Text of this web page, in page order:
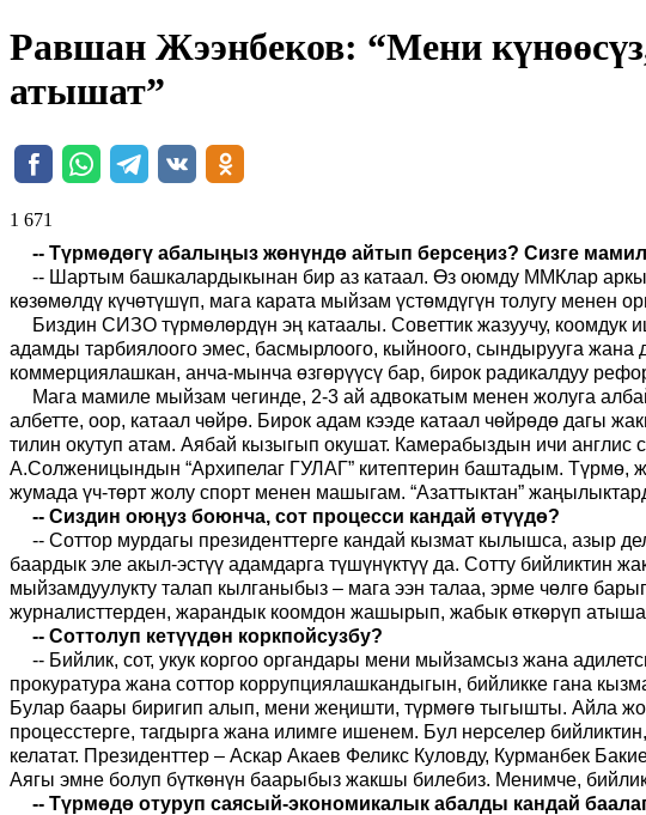
Равшан Жээнбеков: “Мени
атышат”
1 671 ᠌ ᠌ ᠌ ᠌᠌ ᠌ ᠌᠌
-- Түрмөдөгү абалыңыз жөнүндө айтып берсеңиз? Сизге
-- Шартым башкалардыкынан бир аз катаал. Өз оюмду ММКлар
көзөмөлдү күчөтүшүп, мага карата мыйзам үстөмдүгүн толугу
Биздин СИЗО түрмөлөрдүн эң катаалы. Советтик жазуучу,
адамды тарбиялоого эмес, басмырлоого, кыйноого, сындырууга
коммерциялашкан, анча-мынча өзгөрүүсү бар, бирок радикалдуу
Мага мамиле мыйзам чегинде, 2-3 ай адвокатым менен жолуга
албетте, оор, катаал чөйрө. Бирок адам кээде катаал чөйрөдө дагы
тилин окутуп атам. Аябай кызыгып окушат. Камерабыздын ичи англис
А.Солженицындын “Архипелаг ГУЛАГ” китептерин баштадым. Түрмө,
жумада үч-төрт жолу спорт менен машыгам. “Азаттыктан”
-- Сиздин оюңуз боюнча, сот процесси кандай өтүүдө?
-- Соттор мурдагы президенттерге кандай кызмат кылышса, азыр
баардык эле акыл-эстүү адамдарга түшүнүктүү да. Сотту бийликтин
мыйзамдуулукту талап кылганыбыз – мага ээн талаа, эрме чөлгө
журналисттерден, жарандык коомдон жашырып, жабык өткөрүп
-- Соттолуп кетүүдөн коркпойсузбу?
-- Бийлик, сот, укук коргоо органдары мени мыйзамсыз жана
прокуратура жана соттор коррупциялашкандыгын, бийликке гана
Булар баары биригип алып, мени жеңишти, түрмөгө тыгышты. Айла
процесстерге, тагдырга жана илимге ишенем. Бул нерселер
келатат. Президенттер – Аскар Акаев Феликс Куловду, Курманбек
Аягы эмне болуп бүткөнүн баарыбыз жакшы билебиз. Менимче,
-- Түрмөдө отуруп саясый-экономикалык абалды кандай